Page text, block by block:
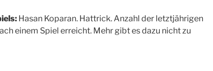
Hasan Koparan. Hattrick. Anzahl der letztjährigen
einem Spiel erreicht. Mehr gibt es dazu nicht zu